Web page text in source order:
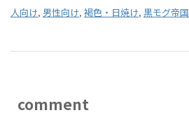
人向け, 男性向け, 褐色・日焼け, 黒モグ帝国
comment